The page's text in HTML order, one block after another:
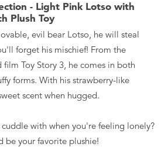
- Light Pink Lotso with
Plush Toy
evil bear Lotso, he will steal
forget his mischief! From the
Toy Story 3, he comes in both
forms. With his strawberry-like
scent when hugged.
with when you're feeling lonely?
be your favorite plushie!